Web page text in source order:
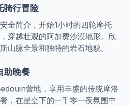
骑行冒险
全简介，开始1小时的四轮摩托
穿越壮观的阿加费沙漠地形。欣
山脉全景和独特的岩石地貌。
助晚餐
营地，享用丰盛的传统摩洛
，在星空下的一千零一夜氛围中